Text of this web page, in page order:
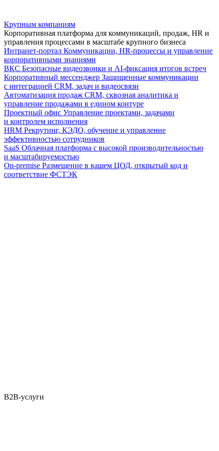
Крупным компаниям
Корпоративная платформа для коммуникаций, продаж, HR и
управления процессами в масштабе крупного бизнеса
Интранет-портал Коммуникации, HR-процессы и управление
корпоративными знаниями
ВКС Безопасные видеозвонки и AI-фиксация итогов встреч
Корпоративный мессенджер Защищенные коммуникации
с интеграцией CRM, задач и видеосвязи
Автоматизация продаж CRM, сквозная аналитика и
управление продажами в едином контуре
Проектный офис Управление проектами, задачами
и контролем исполнения
HRM Рекрутинг, КЭДО, обучение и управление
эффективностью сотрудников
SaaS Облачная платформа с высокой производительностью
и масштабируемостью
On-premise Размещение в вашем ЦОД, открытый код и
соответствие ФСТЭК
B2B-услуги